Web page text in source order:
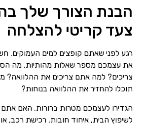
הבנת הצורך שלך
צעד קריטי להצלחה
רגע לפני שאתם קופצים למים העמוקים,
את עצמכם מספר שאלות מהותיות. מה
צריכים? למה אתם צריכים את ההלוואה?
תוכלו להחזיר את ההלוואה בנוחות?
הגדירו לעצמכם מטרות ברורות. האם
לשיפוץ הבית, איחוד חובות, רכישת רכב, או